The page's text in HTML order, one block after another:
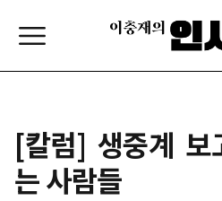
[칼럼] 생중계 보
는 사람들